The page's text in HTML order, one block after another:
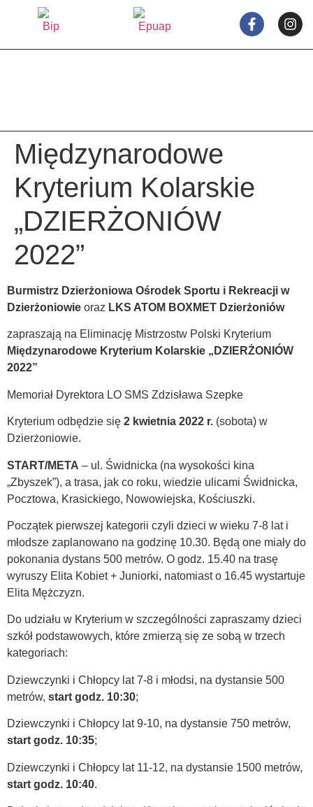
Międzynarodowe
Kryterium Kolarskie
„DZIERŻONIÓW
2022”
Burmistrz Dzierżoniowa Ośrodek Sportu i Rekreacji w
Dzierżoniowie oraz LKS ATOM BOXMET Dzierżoniów
zapraszają na Eliminację Mistrzostw Polski Kryterium
Międzynarodowe Kryterium Kolarskie „DZIERŻONIÓW
2022”
Memoriał Dyrektora LO SMS Zdzisława Szepke
Kryterium odbędzie się 2 kwietnia 2022 r. (sobota) w
Dzierżoniowie.
START/META – ul. Świdnicka (na wysokości kina
„Zbyszek”), a trasa, jak co roku, wiedzie ulicami Świdnicka,
Pocztowa, Krasickiego, Nowowiejska, Kościuszki.
Początek pierwszej kategorii czyli dzieci w wieku 7-8 lat i
młodsze zaplanowano na godzinę 10.30. Będą one miały do
pokonania dystans 500 metrów. O godz. 15.40 na trasę
wyruszy Elita Kobiet + Juniorki, natomiast o 16.45 wystartuje
Elita Mężczyzn.
Do udziału w Kryterium w szczególności zapraszamy dzieci
szkół podstawowych, które zmierzą się ze sobą w trzech
kategoriach:
Dziewczynki i Chłopcy lat 7-8 i młodsi, na dystansie 500
metrów, start godz. 10:30;
Dziewczynki i Chłopcy lat 9-10, na dystansie 750 metrów,
start godz. 10:35;
Dziewczynki i Chłopcy lat 11-12, na dystansie 1500 metrów,
start godz. 10:40.